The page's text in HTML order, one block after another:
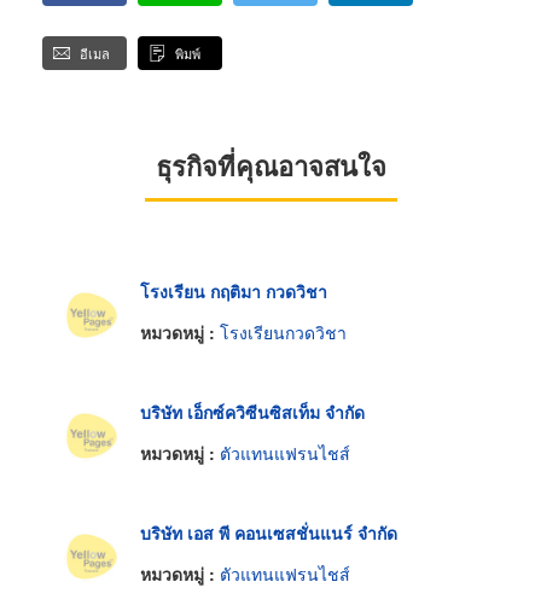
อีเมล พิมพ์
ธุรกิจที่คุณอาจสนใจ
โรงเรียน กฤติมา กวดวิชา
หมวดหมู่ : โรงเรียนกวดวิชา
บริษัท เอ็กซ์ควิซีนซิสเท็ม จำกัด
หมวดหมู่ : ตัวแทนแฟรนไชส์
บริษัท เอส พี คอนเซสชั่นแนร์ จำกัด
หมวดหมู่ : ตัวแทนแฟรนไชส์